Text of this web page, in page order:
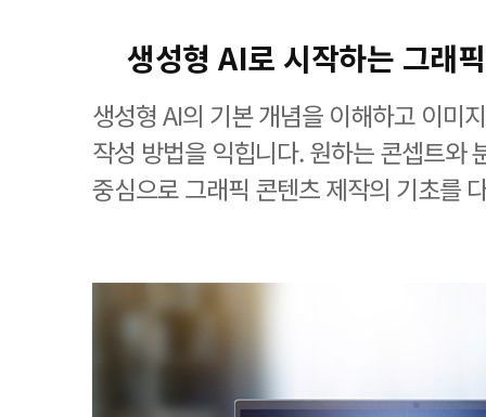
생성형 AI로 시작하는 그래
생성형 AI의 기본 개념을 이해하고 이미
작성 방법을 익힙니다. 원하는 콘셉트와
중심으로 그래픽 콘텐츠 제작의 기초를